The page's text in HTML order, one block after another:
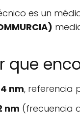
es un
que
nm, referencia
nm (frecuencia